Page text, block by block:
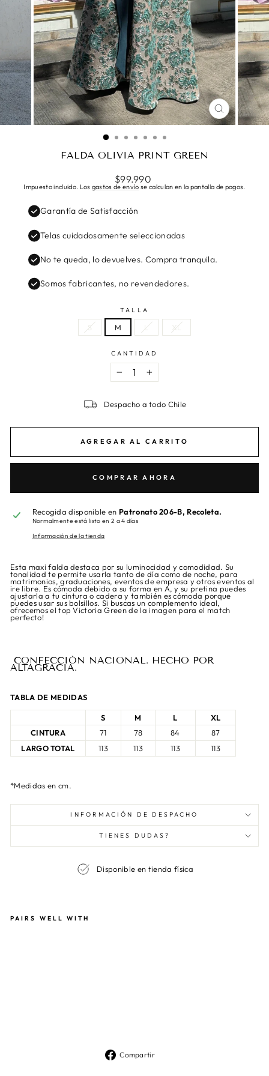
CERRAR
(ESC)
FALDA OLIVIA PRINT GREEN
Precio
habitual
$99.990
Impuesto incluido. Los gastos de envío se calculan en la pantalla de pagos.
Garantía de Satisfacción
Telas cuidadosamente seleccionadas
No te queda, lo devuelves. Compra tranquila.
Somos fabricantes, no revendedores.
TALLA
S M L XL
CANTIDAD
+
Despacho a todo Chile
AGREGAR AL CARRITO
COMPRAR AHORA
Recogida disponible en Patronato 206-B, Recoleta.
Normalmente está listo en 2 a 4 días
Información de la tienda
Esta maxi falda destaca por su luminocidad y comodidad. Su
tonalidad te permite usarla tanto de día como de noche, para
matrimonios, graduaciones, eventos de empresa y otros eventos al
ire libre. Es cómoda debido a su forma en A, y su pretina puedes
ajustarla a tu cintura o cadera y también es cómoda porque
puedes usar sus bolsillos. Si buscas un complemento ideal,
ofrecemos el top Victoria Green de la imagen para el match
perfecto!
CONFECCIÓN NACIONAL. HECHO POR
ALTAGRACIA.
TABLA DE MEDIDAS
S M L
XL
CINTURA
71 78 84
87
LARGO TOTAL
113 113 113 113
*Medidas en cm.
INFORMACIÓN DE DESPACHO
TIENES DUDAS?
Disponible en tienda física
PAIRS WELL WITH
Compartir